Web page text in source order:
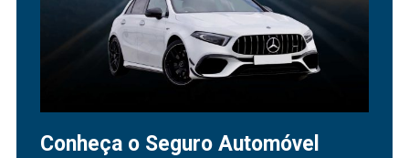
Conheça o Seguro Automóvel